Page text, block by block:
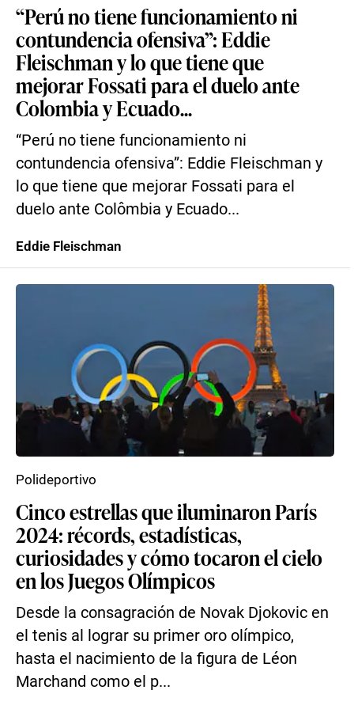
“Perú no tiene funcionamiento ni
contundencia ofensiva”: Eddie
Fleischman y lo que tiene que
mejorar Fossati para el duelo ante
Colombia y Ecuado...
“Perú no tiene funcionamiento ni
contundencia ofensiva”: Eddie Fleischman y
lo que tiene que mejorar Fossati para el
duelo ante Colômbia y Ecuado...
Eddie Fleischman
Cinco estrellas que iluminaron París
2024: récords, estadísticas,
curiosidades y cómo tocaron el cielo
en los Juegos Olímpicos
Desde la consagración de Novak Djokovic en
el tenis al lograr su primer oro olímpico,
hasta el nacimiento de la figura de Léon
Marchand como el p...
Polideportivo